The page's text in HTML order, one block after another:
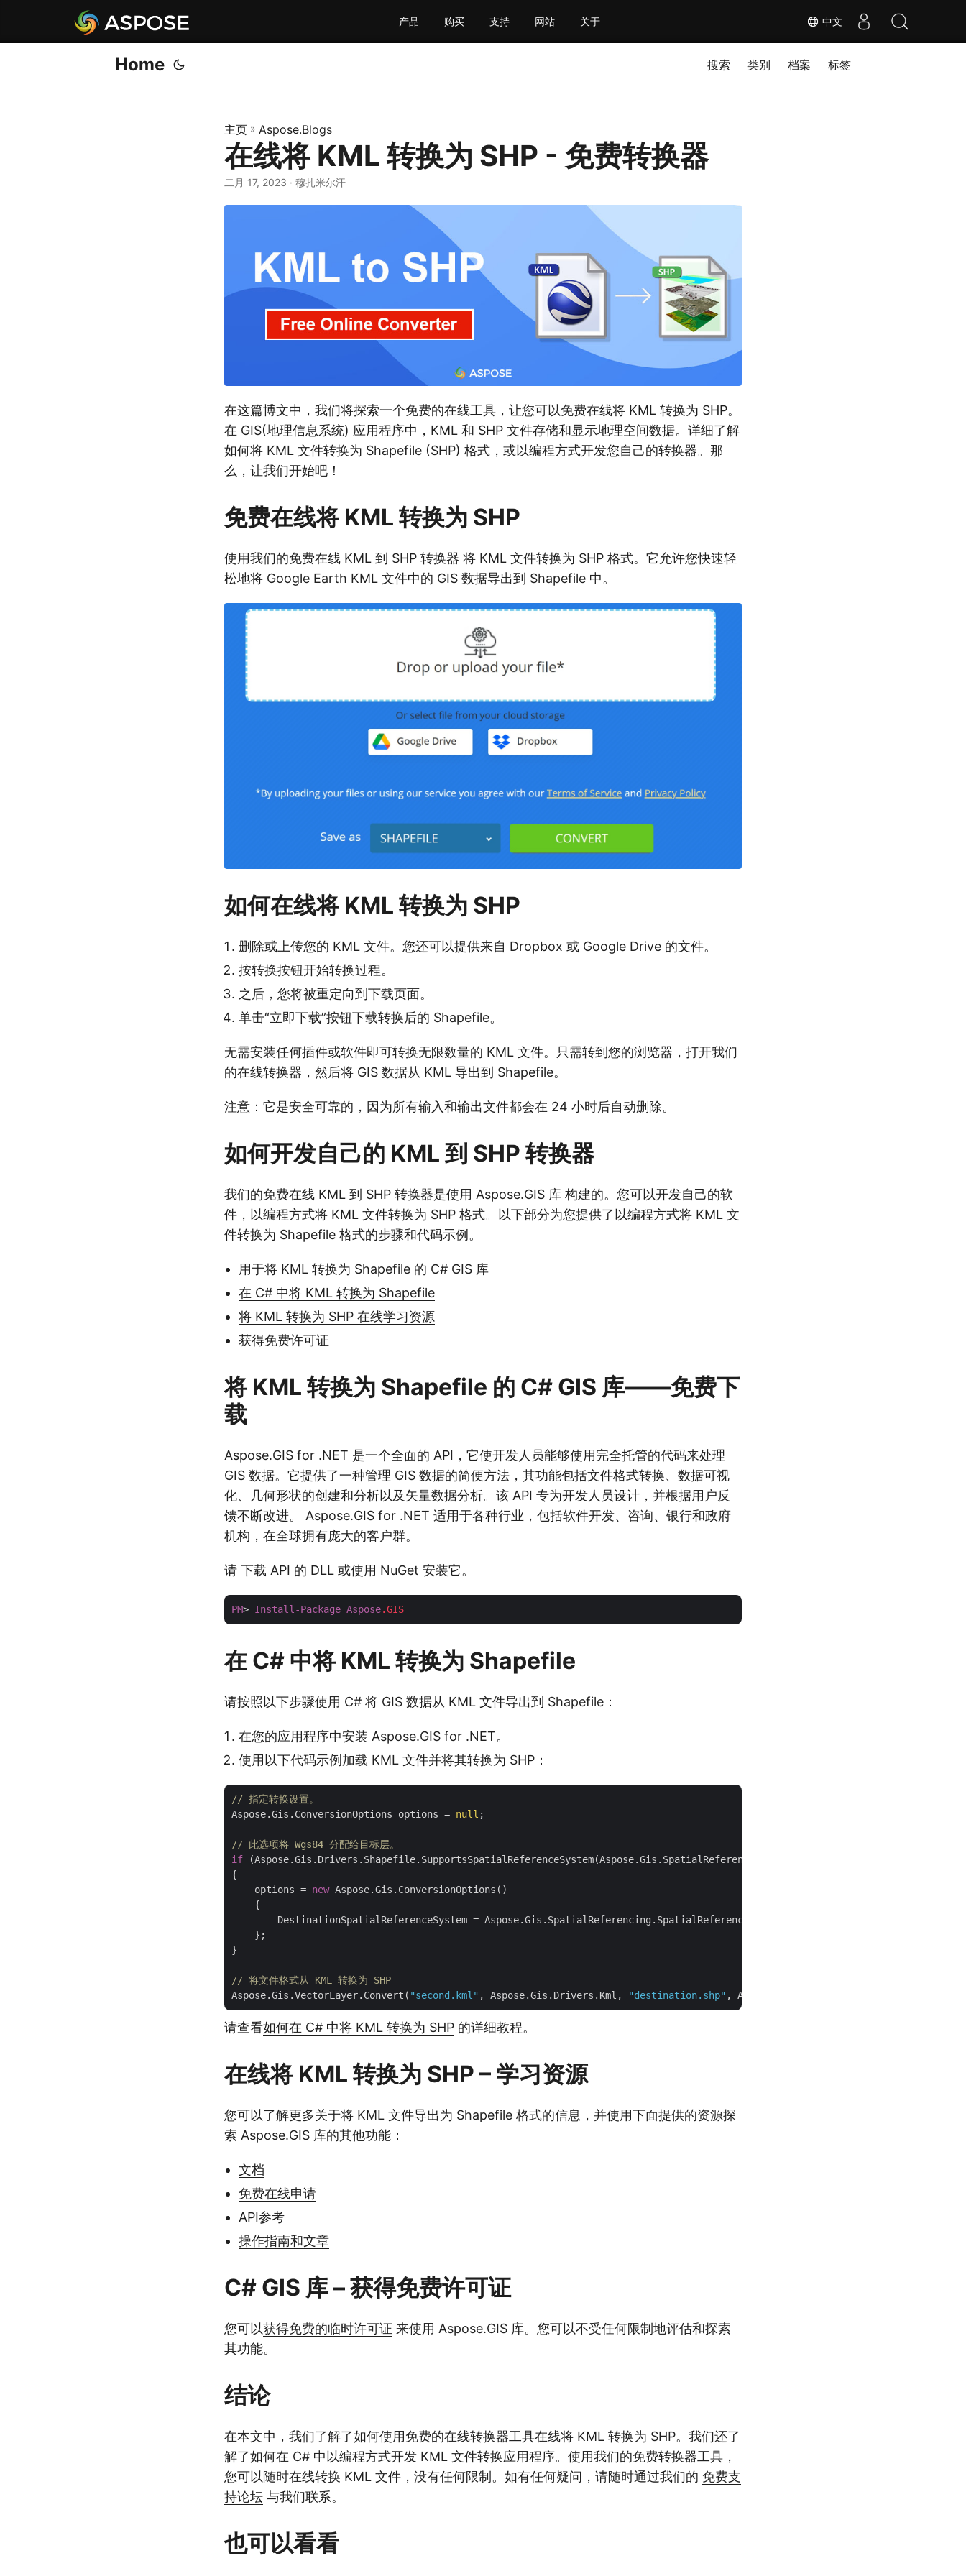
中文
产品 购买 支持 网站 关于
Home 搜索 类别 档案 标签
主页 » Aspose.Blogs
在线将 KML 转换为 SHP - 免费转换器
二月 17, 2023 · 穆扎米尔汗
在这篇博文中，我们将探索一个免费的在线工具，让您可以免费在线将 KML 转换为 SHP。
在 GIS(地理信息系统) 应用程序中，KML 和 SHP 文件存储和显示地理空间数据。详细了解
如何将 KML 文件转换为 Shapefile (SHP) 格式，或以编程方式开发您自己的转换器。那
么，让我们开始吧！
免费在线将 KML 转换为 SHP
使用我们的免费在线 KML 到 SHP 转换器 将 KML 文件转换为 SHP 格式。它允许您快速轻
松地将 Google Earth KML 文件中的 GIS 数据导出到 Shapefile 中。
如何在线将 KML 转换为 SHP
删除或上传您的 KML 文件。您还可以提供来自 Dropbox 或 Google Drive 的文件。
按转换按钮开始转换过程。
之后，您将被重定向到下载页面。
单击“立即下载”按钮下载转换后的 Shapefile。
无需安装任何插件或软件即可转换无限数量的 KML 文件。只需转到您的浏览器，打开我们
的在线转换器，然后将 GIS 数据从 KML 导出到 Shapefile。
注意：它是安全可靠的，因为所有输入和输出文件都会在 24 小时后自动删除。
如何开发自己的 KML 到 SHP 转换器
我们的免费在线 KML 到 SHP 转换器是使用 Aspose.GIS 库 构建的。您可以开发自己的软
件，以编程方式将 KML 文件转换为 SHP 格式。以下部分为您提供了以编程方式将 KML 文
件转换为 Shapefile 格式的步骤和代码示例。
用于将 KML 转换为 Shapefile 的 C# GIS 库
在 C# 中将 KML 转换为 Shapefile
将 KML 转换为 SHP 在线学习资源
获得免费许可证
将 KML 转换为 Shapefile 的 C# GIS 库——免费下
载
Aspose.GIS for .NET 是一个全面的 API，它使开发人员能够使用完全托管的代码来处理
GIS 数据。它提供了一种管理 GIS 数据的简便方法，其功能包括文件格式转换、数据可视
化、几何形状的创建和分析以及矢量数据分析。该 API 专为开发人员设计，并根据用户反
馈不断改进。 Aspose.GIS for .NET 适用于各种行业，包括软件开发、咨询、银行和政府
机构，在全球拥有庞大的客户群。
请 下载 API 的 DLL 或使用 NuGet 安装它。
PM> Install-Package Aspose.GIS
在 C# 中将 KML 转换为 Shapefile
请按照以下步骤使用 C# 将 GIS 数据从 KML 文件导出到 Shapefile：
在您的应用程序中安装 Aspose.GIS for .NET。
使用以下代码示例加载 KML 文件并将其转换为 SHP：
// 指定转换设置。
Aspose.Gis.ConversionOptions options = null ;
// 此选项将 Wgs84 分配给目标层。
if (Aspose.Gis.Drivers.Shapefile.SupportsSpatialReferenceSystem(Aspose.Gis.SpatialReferencing.SpatialReferenceSystem.Wgs84))
{
    options =
new Aspose.Gis.ConversionOptions()
    {
        DestinationSpatialReferenceSystem = Aspose.Gis.SpatialReferencing.SpatialReferenceSystem.Wgs84,
    };
}
// 将文件格式从 KML 转换为 SHP
Aspose.Gis.VectorLayer.Convert( "second.kml" , Aspose.Gis.Drivers.Kml, "destination.shp"
请查看如何在 C# 中将 KML 转换为 SHP 的详细教程。
在线将 KML 转换为 SHP – 学习资源
您可以了解更多关于将 KML 文件导出为 Shapefile 格式的信息，并使用下面提供的资源探
索 Aspose.GIS 库的其他功能：
文档
免费在线申请
API参考
操作指南和文章
C# GIS 库 – 获得免费许可证
您可以获得免费的临时许可证 来使用 Aspose.GIS 库。您可以不受任何限制地评估和探索
其功能。
结论
在本文中，我们了解了如何使用免费的在线转换器工具在线将 KML 转换为 SHP。我们还了
解了如何在 C# 中以编程方式开发 KML 文件转换应用程序。使用我们的免费转换器工具，
您可以随时在线转换 KML 文件，没有任何限制。如有任何疑问，请随时通过我们的 免费支
持论坛 与我们联系。
也可以看看